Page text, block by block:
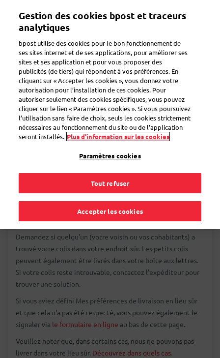
contenu
Toggle navigationSuivez tous vos colis dans une seule
app
Non livré selon ma préférence
Je ne trouve pas mon
colis dans mon
endroit sûr. Que faire
Demandez si quelqu'un (votre voisin ou vos cohabitants) a
trouvé votre colis dans votre endroit sûr. Les petits colis
peuvent également être livrés dans votre boîte aux lettres.
Si votre colis reste introuvable, contactez l'expéditeur pour
trouver une solution.
Si vous aviez défini Mes préférences de livraison en lieu sûr
et que cela n'a pas été respecté, vous pouvez également le
signaler via le formulaire en ligne au bas de cette page.
Veuillez noter que, dans certains cas, nous ne pouvons pas
livrer dans votre lieu sûr. Découvrez dans quels cas.
Gestion des cookies bpost et traceurs
analytiques
bpost utilise des cookies pour le bon fonctionnement de
ses sites internet et de ses applications, pour améliorer ses
sites et ses application et pour vous proposer des
publicités (de tiers) qui répondent à vos préférences. En
cliquant sur « Accepter les cookies », vous donnez votre
autorisation pour l’installation de ces cookies. Pour
autoriser seulement des cookies spécifiques, vous pouvez
cliquer sur le lien « Paramètres cookies ». Si vous poursuivez
l’utilisation sans faire de choix, seuls les cookies strictement
nécessaires au fonctionnement du site ou de l’application
seront installés. Plus d’information sur les cookies
Paramètres cookies
Tout refuser
Accepter les cookies